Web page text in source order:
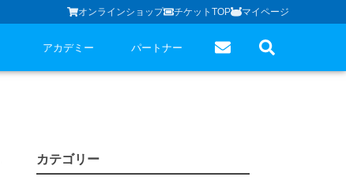
オンラインショップ チケットTOP マイページ
アカデミー パートナー
カテゴリー